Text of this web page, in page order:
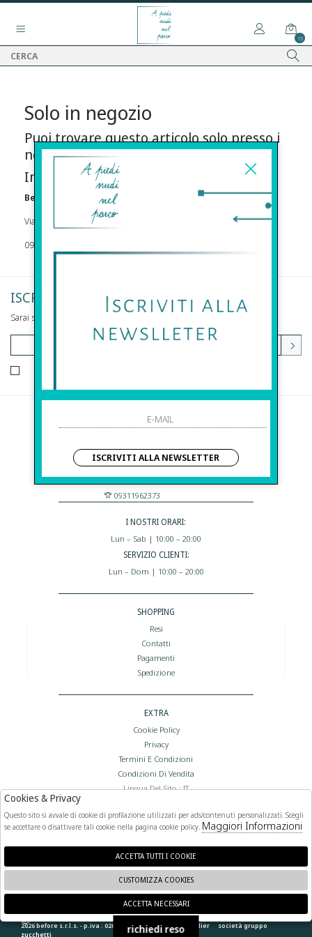
15
Solo in negozio
Puoi trovare questo articolo solo presso i
nostri punti vendita:
Info contatti
Before s.r.l.s.
Via Della Maestranza , 23 96100 Siracusa
09311962373
ISCRIVITI ALLA NEWSLETTER
Sarai sempre aggiornato su offerte e promozioni.
Before S.r.l.s.
Via Della Maestranza , 23
96100 Siracusa - Italia
Eshop@apiedinudinelparcoboutique.com
09311962373
I NOSTRI ORARI:
Lun – Sab | 10:00 – 20:00
SERVIZIO CLIENTI:
Lun – Dom | 10:00 – 20:00
SHOPPING
Resi
Contatti
Pagamenti
Spedizione
EXTRA
Cookie Policy
Privacy
Termini E Condizioni
Condizioni Di Vendita
Lingua Del Sito : IT
FOLLOW US
2026 before s.r.l.s. - p.iva : 02066400892 powered by atelier società gruppo
zucchetti
🍪
ISCRIVITI ALLA NEWSLETTER
richiedi reso
Cookies & Privacy
Questo sito si avvale di cookie di profilazione utilizzati per ads/contenuti personalizzati. Scegli
se accettare o disattivare tali cookie nella pagina cookie policy. Maggiori Informazioni
ACCETTA TUTTI I COOKIE
CUSTOMIZZA COOKIES
ACCETTA NECESSARI